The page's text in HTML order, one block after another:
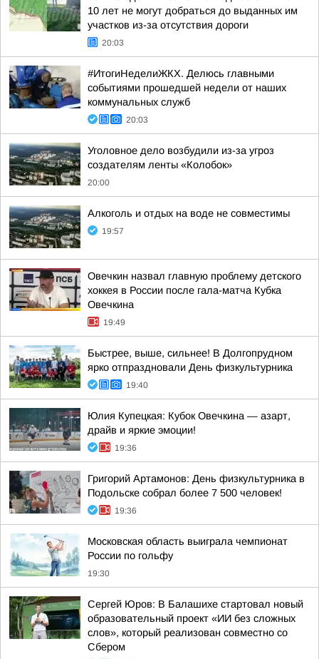
10 лет не могут добраться до выданных им
участков из-за отсутствия дороги
20:03
#ИтогиНеделиЖКХ. Делюсь главными
событиями прошедшей недели от наших
коммунальных служб
20:03
Уголовное дело возбудили из-за угроз
создателям ленты «Колобок»
20:00
Алкоголь и отдых на воде не совместимы
19:57
Овечкин назвал главную проблему детского
хоккея в России после гала-матча Кубка
Овечкина
19:49
Быстрее, выше, сильнее! В Долгопрудном
ярко отпраздновали День физкультурника
19:40
Юлия Купецкая: Кубок Овечкина — азарт,
драйв и яркие эмоции!
19:36
Григорий Артамонов: День физкультурника в
Подольске собрал более 7 500 человек!
19:36
Московская область выиграла чемпионат
России по гольфу
19:30
Сергей Юров: В Балашихе стартовал новый
образовательный проект «ИИ без сложных
слов», который реализован совместно со
Сбером